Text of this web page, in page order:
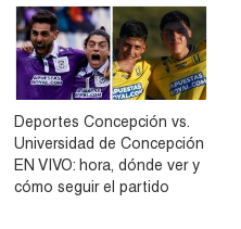
Deportes Concepción vs.
Universidad de Concepción
EN VIVO: hora, dónde ver y
cómo seguir el partido